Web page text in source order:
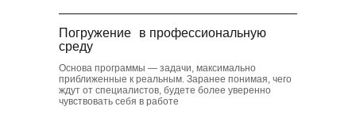
Погружение в профессиональную
среду
Основа программы — задачи, максимально
приближенные к реальным. Заранее понимая, чего
ждут от специалистов, будете более уверенно
чувствовать себя в работе